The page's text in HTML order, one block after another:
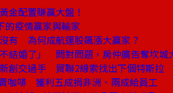
金配置賺贏大盤！
的疫情贏家與輸家
有 為何成航運股飆漲大贏家？
不結婚了」 問對問題，房仲廣告奪坎城
創交過手 貿聯2線索找出下個特斯拉
咖啡 獲利五成捐非洲、兩成給員工